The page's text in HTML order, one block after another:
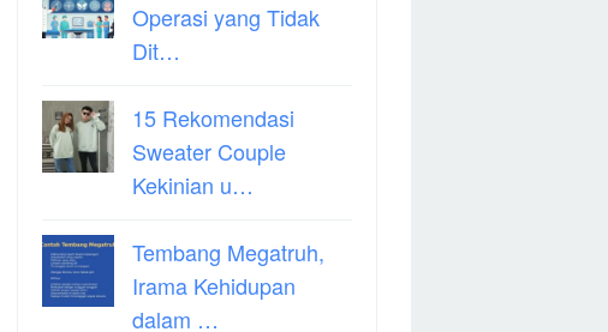
Operasi yang Tidak
Dit…
15 Rekomendasi
Sweater Couple
Kekinian u…
Tembang Megatruh,
Irama Kehidupan
dalam …